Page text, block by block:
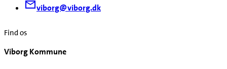
viborg@viborg.dk
Find os
Viborg Kommune